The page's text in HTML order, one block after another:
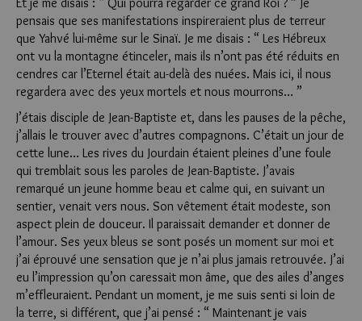
pensais que ses manifestations inspireraient plus de terreur
que Yahvé lui-même sur le Sinaï. Je me disais : “ Les Hébreux
ont vu la montagne étinceler, mais ils n’ont pas été réduits en
cendres car l’Eternel était au-delà des nuées. Mais ici, il nous
regardera avec des yeux mortels et nous mourrons… ”
J’étais disciple de Jean-Baptiste et, dans les pauses de la pêche,
j’allais le trouver avec d’autres compagnons. C’était un jour de
cette lune… Les rives du Jourdain étaient pleines d’une foule
qui tremblait sous les paroles de Jean-Baptiste. J’avais
remarqué un jeune homme beau et calme qui, en suivant un
sentier, venait vers nous. Son vêtement était modeste, son
aspect plein de douceur. Il paraissait demander et donner de
l’amour. Ses yeux bleus se sont posés un moment sur moi et
j’ai éprouvé une sensation que je n’ai plus jamais retrouvée. J’ai
eu l’impression qu’on caressait mon âme, que des ailes d’anges
m’effleuraient. Pendant un moment, je me suis senti si loin de
la terre, si différent, que j’ai pensé : “ Maintenant je vais